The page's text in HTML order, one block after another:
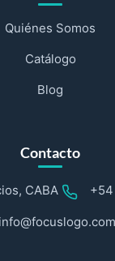
Quiénes Somos
Catálogo
Blog
Contacto
CABA